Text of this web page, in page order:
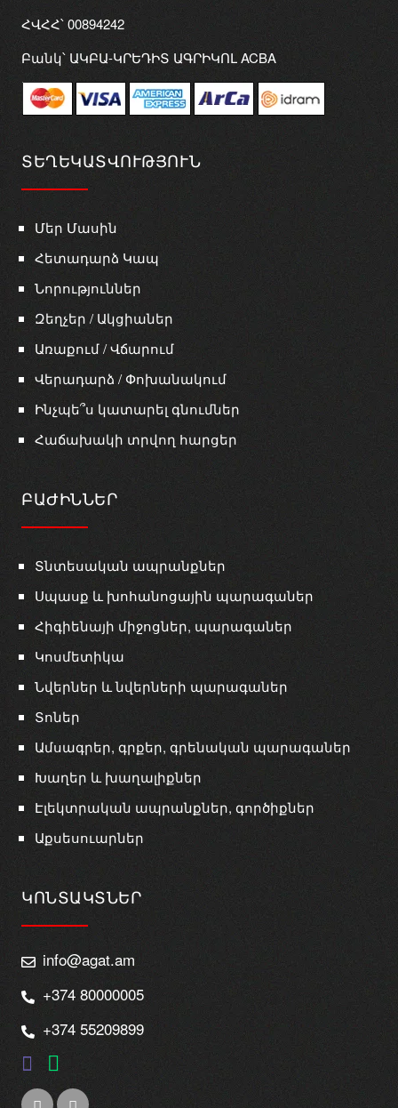
ՀՎՀՀ՝ 00894242
Բանկ՝ ԱԿԲԱ-ԿՐԵԴԻՏ ԱԳՐԻԿՈԼ ACBA
ՏԵՂԵԿԱՏՎՈՒԹՅՈՒՆ
Մեր Մասին
Հետադարձ Կապ
Նորություններ
Զեղչեր / Ակցիաներ
Առաքում / Վճարում
Վերադարձ / Փոխանակում
Ինչպե՞ս կատարել գնումներ
Հաճախակի տրվող հարցեր
ԲԱԺԻՆՆԵՐ
Տնտեսական ապրանքներ
Սպասք և խոհանոցային պարագաներ
Հիգիենայի միջոցներ, պարագաներ
Կոսմետիկա
Նվերներ և նվերների պարագաներ
Տոներ
Ամսագրեր, գրքեր, գրենական պարագաներ
Խաղեր և խաղալիքներ
Էլեկտրական ապրանքներ, գործիքներ
Աքսեսուարներ
ԿՈՆՏԱԿՏՆԵՐ
info@agat.am
+374 80000005
+374 55209899